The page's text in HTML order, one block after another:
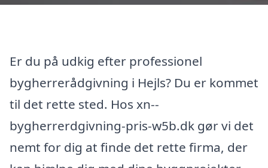
Er du på udkig efter professionel
bygherrerådgivning i Hejls? Du er kommet
til det rette sted. Hos xn--
bygherrerdgivning-pris-w5b.dk gør vi det
nemt for dig at finde det rette firma, der